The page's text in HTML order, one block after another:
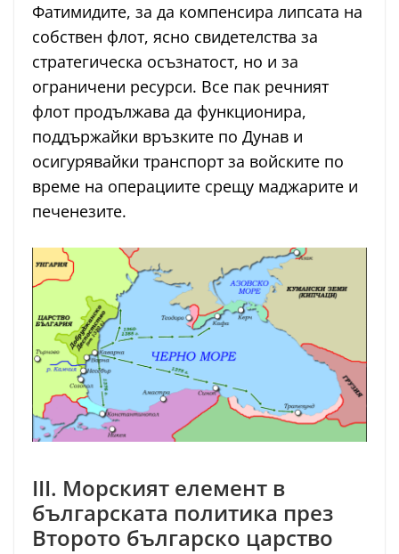
Фатимидите, за да компенсира липсата на
собствен флот, ясно свидетелства за
стратегическа осъзнатост, но и за
ограничени ресурси. Все пак речният
флот продължава да функционира,
поддържайки връзките по Дунав и
осигурявайки транспорт за войските по
време на операциите срещу маджарите и
печенезите.
III. Морският елемент в
българската политика през
Второто българско царство